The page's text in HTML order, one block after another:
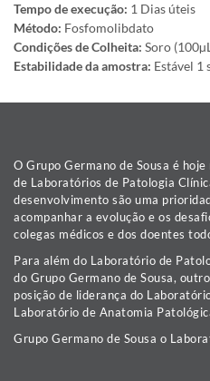
Tempo de execução: 1 Dias úteis
Método: Fosfomolibdato
Condições de Colheita: Soro
Estabilidade da amostra: Estável 1
O Grupo Germano de Sousa é
de Laboratórios de Patologia
desenvolvimento são uma
acompanhar a evolução e os
colegas médicos e dos doentes
Para além do Laboratório de
do Grupo Germano de Sousa,
posição de liderança do
Laboratório de Anatomia
Grupo Germano de Sousa o